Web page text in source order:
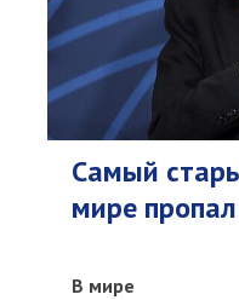
Самый
мире пропал
В мире